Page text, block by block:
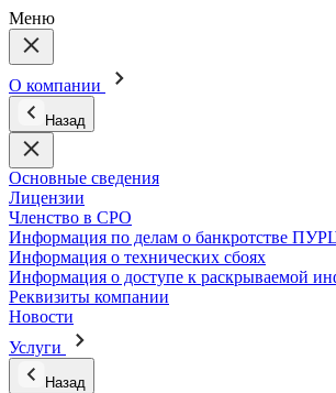
Меню
О компании
Назад
Основные сведения
Лицензии
Членство в СРО
Информация по делам о банкротстве
Информация о технических сбоях
Информация о доступе к раскрываемой
Реквизиты компании
Новости
Услуги
Назад